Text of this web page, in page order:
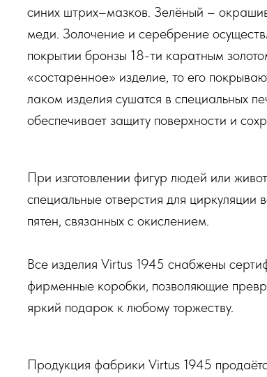
синих штрих–мазков. Зелёный –
меди. Золочение и серебрение
покрытии бронзы 18-ти каратным
«состаренное» изделие, то его
лаком изделия сушатся в специальных
обеспечивает защиту поверхности и
При изготовлении фигур людей или
специальные отверстия для циркуляции
пятен, связанных с окислением.
Все изделия Virtus 1945 снабжены
фирменные коробки, позволяющие
яркий подарок к любому торжеству.
Продукция фабрики Virtus 1945